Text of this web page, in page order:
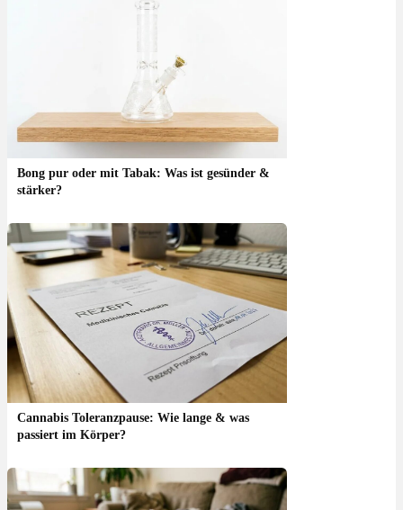
Bong pur oder mit Tabak: Was ist gesünder &
stärker?
Cannabis Toleranzpause: Wie lange & was
passiert im Körper?